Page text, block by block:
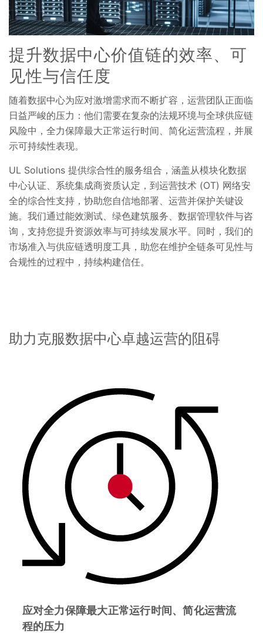
提升数据中心价值链的效率、可
见性与信任度
随着数据中心为应对激增需求而不断扩容，运营团队正面临
日益严峻的压力：他们需要在复杂的法规环境与全球供应链
风险中，全力保障最大正常运行时间、简化运营流程，并展
示可持续性表现。
UL Solutions 提供综合性的服务组合，涵盖从模块化数据
中心认证、系统集成商资质认定，到运营技术 (OT) 网络安
全的综合性支持，协助您自信地部署、运营并保护关键设
施。我们通过能效测试、绿色建筑服务、数据管理软件与咨
询，支持您提升资源效率与可持续发展水平。同时，我们的
市场准入与供应链透明度工具，助您在维护全链条可见性与
合规性的过程中，持续构建信任。
助力克服数据中心卓越运营的阻碍
应对全力保障最大正常运行时间、简化运营流
程的压力